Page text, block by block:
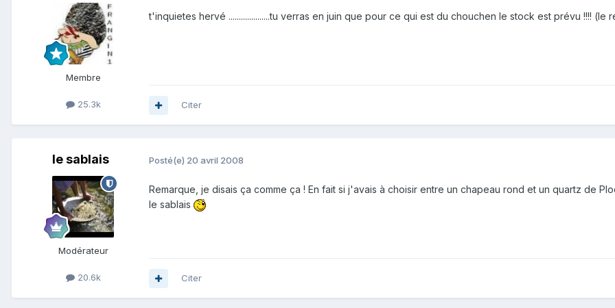
Membre
25.3k
t'inquietes hervé ....................tu verras en juin que pour ce qui est du chouchen le stock est prévu !!!! (le
Citer
le sablais
Modérateur
20.6k
Posté(e) 20 avril 2008
Remarque, je disais ça comme ça ! En fait si j'avais à choisir entre un chapeau rond et un quartz de
le sablais
Citer